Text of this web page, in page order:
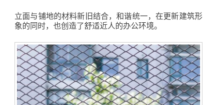
立面与铺地的材料新旧结合，和谐统一，在更新建筑形
象的同时，也创造了舒适近人的办公环境。